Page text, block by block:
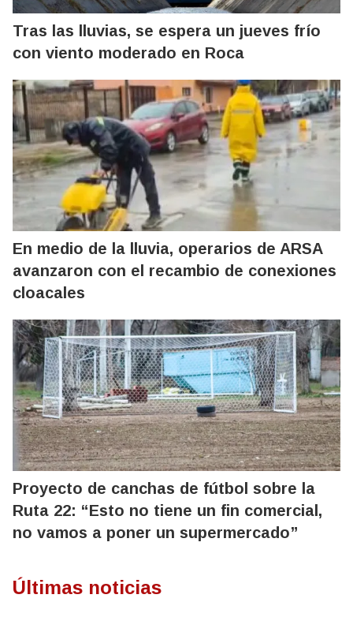
Tras las lluvias, se espera un jueves frío
con viento moderado en Roca
En medio de la lluvia, operarios de ARSA
avanzaron con el recambio de conexiones
cloacales
Proyecto de canchas de fútbol sobre la
Ruta 22: “Esto no tiene un fin comercial,
no vamos a poner un supermercado”
Últimas noticias